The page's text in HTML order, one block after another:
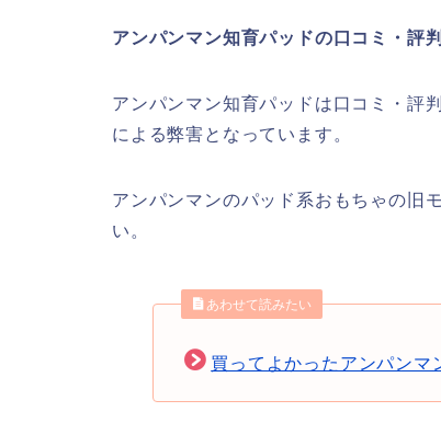
アンパンマン知育パッドの口コミ・評判
アンパンマン知育パッドは口コミ・評
による弊害となっています。
アンパンマンのパッド系おもちゃの旧
い。
あわせて読みたい
買ってよかったアンパンマ